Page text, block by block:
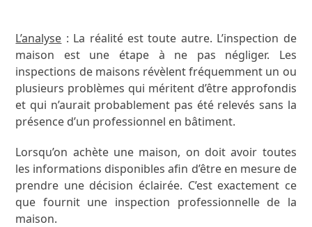
L’analyse : La réalité est toute autre. L’inspection de
maison est une étape à ne pas négliger. Les
inspections de maisons révèlent fréquemment un ou
plusieurs problèmes qui méritent d’être approfondis
et qui n’aurait probablement pas été relevés sans la
présence d’un professionnel en bâtiment.
Lorsqu’on achète une maison, on doit avoir toutes
les informations disponibles afin d’être en mesure de
prendre une décision éclairée. C’est exactement ce
que fournit une inspection professionnelle de la
maison.